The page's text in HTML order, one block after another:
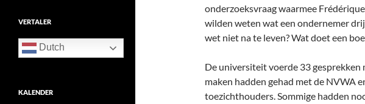
onderzoeksvraag waarmee Frédérique
wilden weten wat een ondernemer
wet niet na te leven? Wat doet een
De universiteit voerde 33 gesprekken
maken hadden gehad met de NVWA
toezichthouders. Sommige hadden
VERTALER
Dutch
KALENDER